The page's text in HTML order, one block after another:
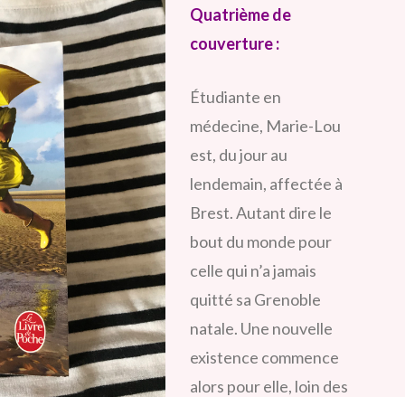
Quatrième de
couverture :
Étudiante en
médecine, Marie-Lou
est, du jour au
lendemain, affectée à
Brest. Autant dire le
bout du monde pour
celle qui n’a jamais
quitté sa Grenoble
natale. Une nouvelle
existence commence
alors pour elle, loin des